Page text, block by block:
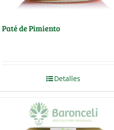
Paté de Pimiento
Detalles